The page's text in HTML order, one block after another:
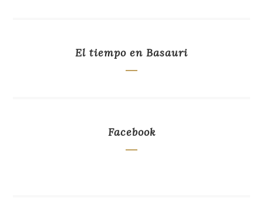
El tiempo en Basauri
Facebook